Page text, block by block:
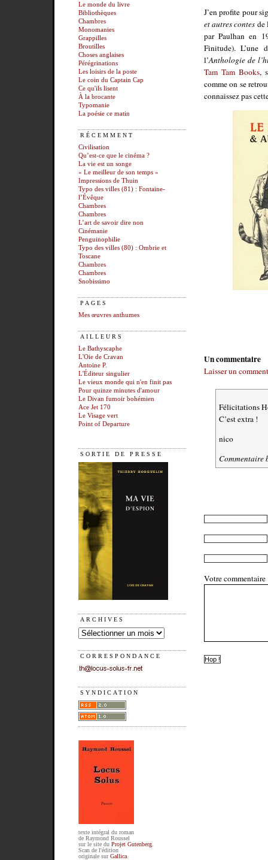
Le monde du livre
Bibliothèques
Chambres
Monomanies
Grappilles
Broutilles
Choses anglaises
Pérégrinations
Les loisirs de la poste
Le coin du Captain Cap
Ce qu'ils lisent
À la brocante
Typomanie
La poésie ce matin
RÉCEMMENT
Civilisation
Qu’est-ce que le cinéma ?
La vie est un songe
« Le meilleur de son temps »
Impressions de Thuin
Typo des villes (81) : Fontaine-
l’Évêque
Chambres
Chambres
L’art de savoir dire non
Cinémanie
Penguinophilie
Typo des villes (80) : Ombrie et
Toscane
Chambres
Chambres
Snobissimo
PAGES
Mes œuvres anthumes
AILLEURS
Le Bathyscaphe
L'Oie de Cravan
Antoine P.
L'Éditeur singulier
Le vieux monde qui n'en finit pas
Pour quinze minutes d'amour
Le Divan fumoir bohémien
Ace Jet 170
Le Visage vert
Point of Departure
SORTIE DE PRESSE
ARCHIVES
CORRESPONDANCE
SYNDICATION
texte intégral du roman
de Raymond Roussel
sur le site du Projet Gutenberg.
Scan de l'édition
originale surGallica.
J’en profite pour
et autres contes de
par Paulhan en
Finitude). L’une
l’Anthologie de
Tam Tam Books,
comme on se
connaissez pas
Un commentaire
Laisser un
Félicitations
C’est extra !
nico
Commentaire
Votre commentaire